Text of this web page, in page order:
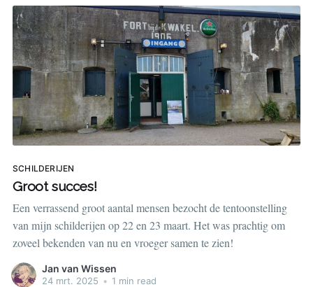
SCHILDERIJEN
Groot succes!
Een verrassend groot aantal mensen bezocht de tentoonstelling
van mijn schilderijen op 22 en 23 maart. Het was prachtig om
zoveel bekenden van nu en vroeger samen te zien!
Jan van Wissen
24 mrt. 2025 • 1 min read